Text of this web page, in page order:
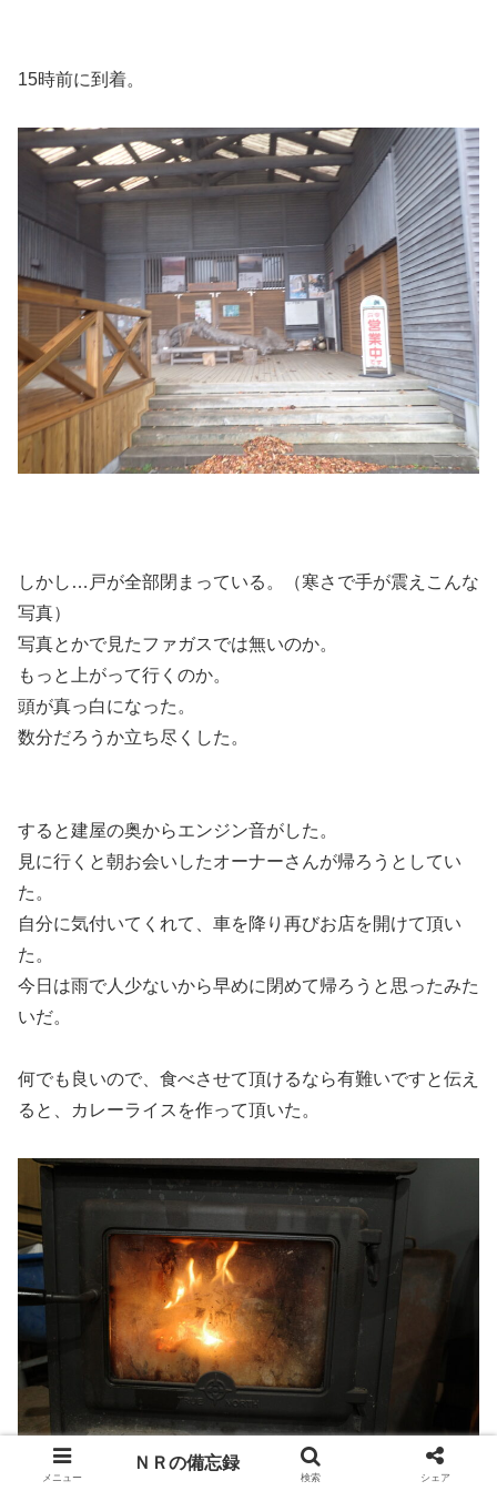
15時前に到着。
しかし…戸が全部閉まっている。（寒さで手が震えこんな
写真）
写真とかで見たファガスでは無いのか。
もっと上がって行くのか。
頭が真っ白になった。
数分だろうか立ち尽くした。
すると建屋の奥からエンジン音がした。
見に行くと朝お会いしたオーナーさんが帰ろうとしてい
た。
自分に気付いてくれて、車を降り再びお店を開けて頂い
た。
今日は雨で人少ないから早めに閉めて帰ろうと思ったみた
いだ。
何でも良いので、食べさせて頂けるなら有難いですと伝え
ると、カレーライスを作って頂いた。
メニュー
ＮＲの備忘録
検索 シェア